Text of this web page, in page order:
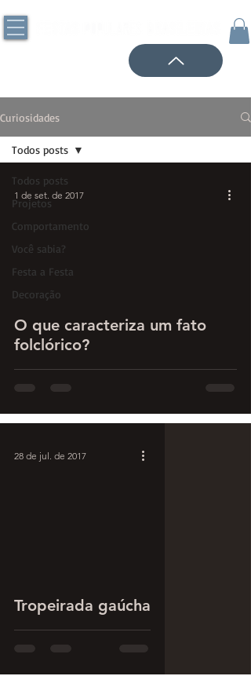
Curiosidades
Todos posts
Projetos
Comportamento
Você sabia?
Festa a Festa
Decoração
Todos posts
O que caracteriza um fato
folclórico?
1 de set. de 2017
Tropeirada gaúcha
28 de jul. de 2017